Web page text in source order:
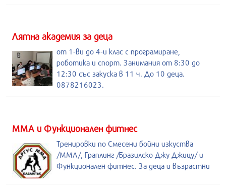
Лятна академия за деца
от 1-ви до 4-и клас с програмиране,
роботика и спорт. Занимания от 8:30 до
12:30 със закуска в 11 ч. До 10 деца.
0878216023.
ММА и Функционален фитнес
Тренировки по Смесени бойни изкуства
/MMA/, Граплинг /Бразилско Джу Джицу/ и
Функционален фитнес. За деца и възрастни